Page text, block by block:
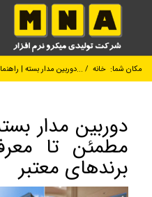
مکان شما: خانه / دوربین مدار بسته | راهنمای خرید مطمئن | معرفی فروشندگان معتبر...
دوربین مدار
مطمئن تا
برندهای معتبر